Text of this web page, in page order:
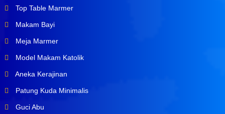
Top Table Marmer
Makam Bayi
Meja Marmer
Model Makam Katolik
Aneka Kerajinan
Patung Kuda Minimalis
Guci Abu